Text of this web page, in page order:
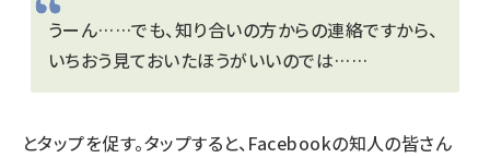
うーん……でも、知り合いの方からの連絡ですから、
いちおう見ておいたほうがいいのでは……
とタップを促す。タップすると、Facebookの知人の皆さん